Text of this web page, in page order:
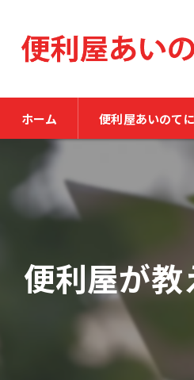
ホーム 便利屋あいのて
便利屋が